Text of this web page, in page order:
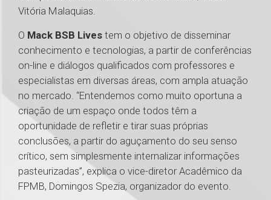
Vitória Malaquias.
O Mack BSB Lives tem o objetivo de disseminar
conhecimento e tecnologias, a partir de conferências
on-line e diálogos qualificados com professores e
especialistas em diversas áreas, com ampla atuação
no mercado. “Entendemos como muito oportuna a
criação de um espaço onde todos têm a
oportunidade de refletir e tirar suas próprias
conclusões, a partir do aguçamento do seu senso
crítico, sem simplesmente internalizar informações
pasteurizadas”, explica o vice-diretor Acadêmico da
FPMB, Domingos Spezia, organizador do evento.